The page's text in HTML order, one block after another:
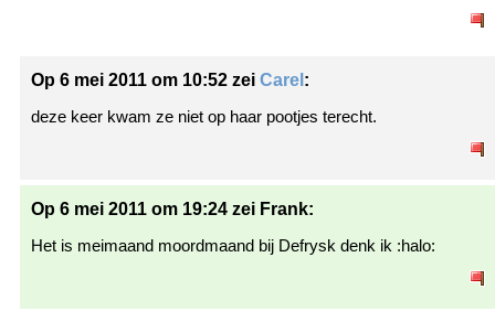
Op 6 mei 2011 om 10:52 zei Carel :
deze keer kwam ze niet op haar pootjes terecht.
Op 6 mei 2011 om 19:24 zei Frank:
Het is meimaand moordmaand bij Defrysk denk ik :halo: